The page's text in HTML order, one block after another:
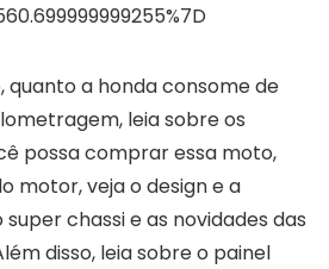
quanto a honda consome de
leia sobre os
possa comprar essa moto,
motor, veja o design e a
chassi e as novidades das
disso, leia sobre o painel